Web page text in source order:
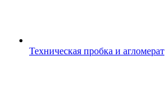
Техническая пробка и агломерат